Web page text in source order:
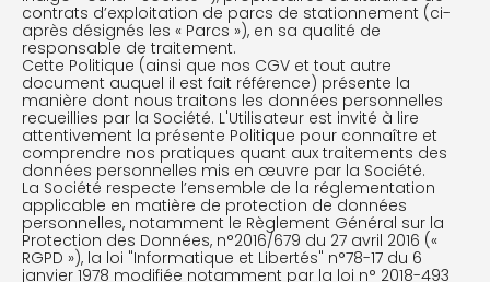
contrats d’exploitation de parcs de stationnement (ci-
après désignés les « Parcs »), en sa qualité de
responsable de traitement.
Cette Politique (ainsi que nos CGV et tout autre
document auquel il est fait référence) présente la
manière dont nous traitons les données personnelles
recueillies par la Société. L'Utilisateur est invité à lire
attentivement la présente Politique pour connaître et
comprendre nos pratiques quant aux traitements des
données personnelles mis en œuvre par la Société.
La Société respecte l’ensemble de la réglementation
applicable en matière de protection de données
personnelles, notamment le Règlement Général sur la
Protection des Données, n°2016/679 du 27 avril 2016 («
RGPD »), la loi "Informatique et Libertés" n°78-17 du 6
janvier 1978 modifiée notamment par la loi n° 2018-493